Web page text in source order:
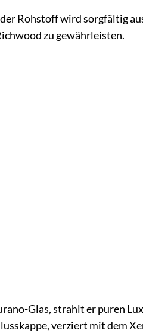
Rohstoff wird sorgfältig
zu gewährleisten.
Glas, strahlt er puren
verziert mit dem